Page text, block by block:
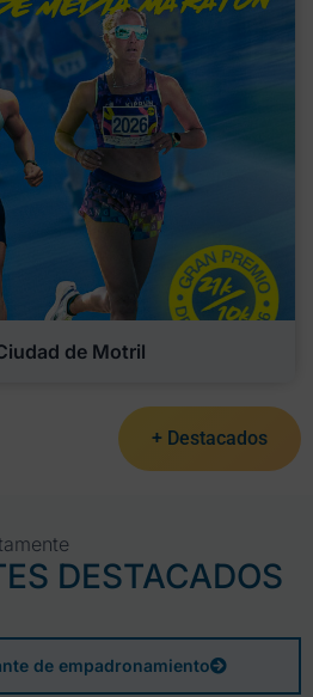
de Motril
+ Destacados
DESTACADOS
de empadronamiento